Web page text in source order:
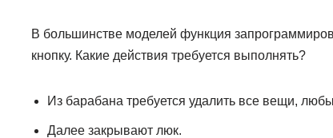
В большинстве моделей функция
кнопку. Какие действия требуется выполнять?
Из барабана требуется удалить все вещи,
Далее закрывают люк.